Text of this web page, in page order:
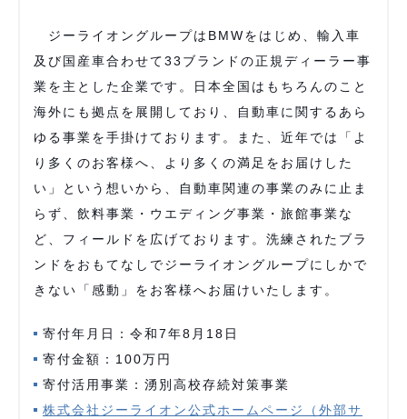
ジーライオングループはBMWをはじめ、輸入車
及び国産車合わせて33ブランドの正規ディーラー事
業を主とした企業です。日本全国はもちろんのこと
海外にも拠点を展開しており、自動車に関するあら
ゆる事業を手掛けております。また、近年では「よ
り多くのお客様へ、より多くの満足をお届けした
い」という想いから、自動車関連の事業のみに止ま
らず、飲料事業・ウエディング事業・旅館事業な
ど、フィールドを広げております。洗練されたブラ
ンドをおもてなしでジーライオングループにしかで
きない「感動」をお客様へお届けいたします。
寄付年月日：令和7年8月18日
寄付金額：100万円
寄付活用事業：湧別高校存続対策事業
株式会社ジーライオン公式ホームページ（外部サ